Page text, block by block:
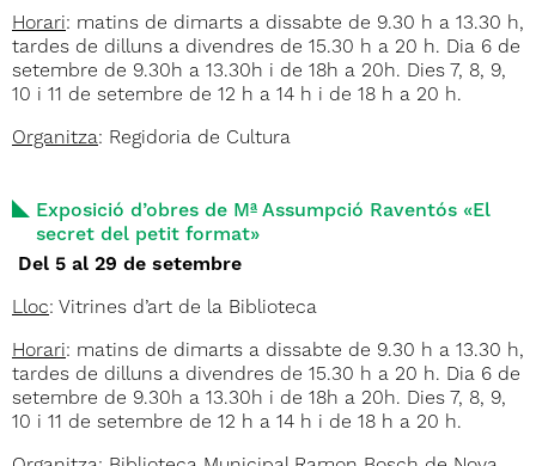
Horari: matins de dimarts a dissabte de 9.30 h a 13.30 h,
tardes de dilluns a divendres de 15.30 h a 20 h. Dia 6 de
setembre de 9.30h a 13.30h i de 18h a 20h. Dies 7, 8, 9,
10 i 11 de setembre de 12 h a 14 h i de 18 h a 20 h.
Organitza: Regidoria de Cultura
Exposició d’obres de Mª Assumpció Raventós «El
secret del petit format»
Del 5 al 29 de setembre
Lloc: Vitrines d’art de la Biblioteca
Horari: matins de dimarts a dissabte de 9.30 h a 13.30 h,
tardes de dilluns a divendres de 15.30 h a 20 h. Dia 6 de
setembre de 9.30h a 13.30h i de 18h a 20h. Dies 7, 8, 9,
10 i 11 de setembre de 12 h a 14 h i de 18 h a 20 h.